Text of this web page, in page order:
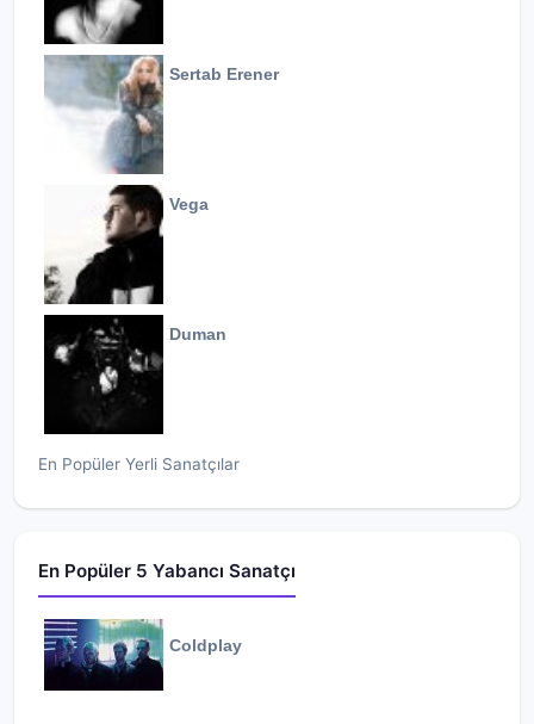
Sertab Erener
Vega
Duman
En Popüler Yerli Sanatçılar
En Popüler 5 Yabancı Sanatçı
Coldplay